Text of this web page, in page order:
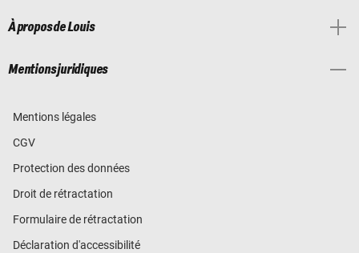
À propos de Louis
Mentions juridiques
Mentions légales
CGV
Protection des données
Droit de rétractation
Formulaire de rétractation
Déclaration d'accessibilité